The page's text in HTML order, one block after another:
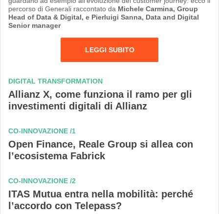
percorso di Generali raccontato da Michele Carmina, Group
Head of Data & Digital, e Pierluigi Sanna, Data and Digital
Senior manager
LEGGI SUBITO
DIGITAL TRANSFORMATION
Allianz X, come funziona il ramo per gli
investimenti digitali di Allianz
CO-INNOVAZIONE /1
Open Finance, Reale Group si allea con
l’ecosistema Fabrick
CO-INNOVAZIONE /2
ITAS Mutua entra nella mobilità: perché
l’accordo con Telepass?